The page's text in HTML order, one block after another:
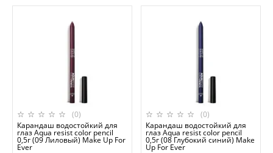
(0)
Карандаш водостойкий для
глаз Aqua resist color pencil
0,5г (09 Лиловый) Make Up For
Ever
(0)
Карандаш водостойкий для
глаз Aqua resist color pencil
0,5г (08 Глубокий синий) Make
Up For Ever